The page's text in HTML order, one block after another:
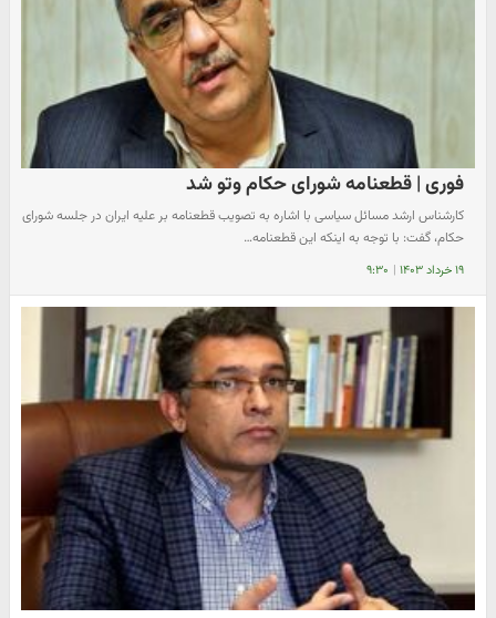
فوری | قطعنامه شورای حکام وتو شد
کارشناس ارشد مسائل سیاسی با اشاره به تصویب قطعنامه بر علیه ایران در جلسه شورای
حکام، گفت: با توجه به اینکه این قطعنامه…
۱۹ خرداد ۱۴۰۳ | ۹:۳۰